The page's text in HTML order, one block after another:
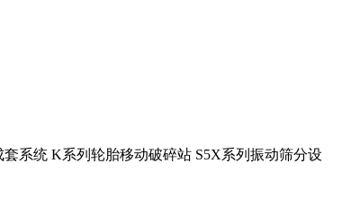
系统 K系列轮胎移动破碎站 S5X系列振动筛分设